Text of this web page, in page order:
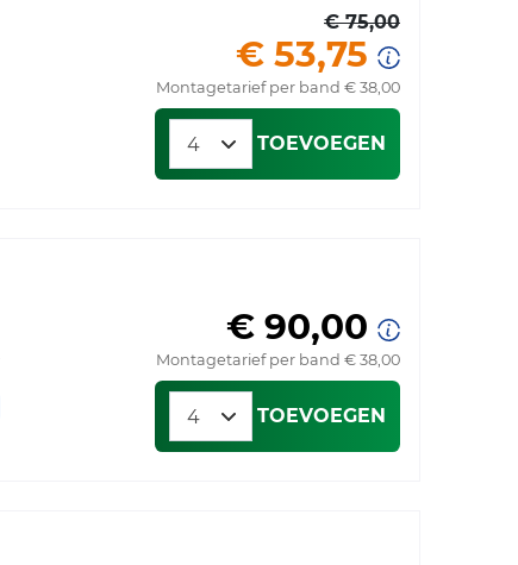
€ 75,00
€ 53,75
Montagetarief per band € 38,00
TOEVOEGEN
€ 90,00
Montagetarief per band € 38,00
TOEVOEGEN